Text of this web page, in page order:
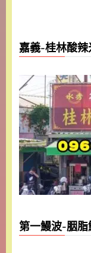
嘉義-桂林酸
第一鰻波-胭